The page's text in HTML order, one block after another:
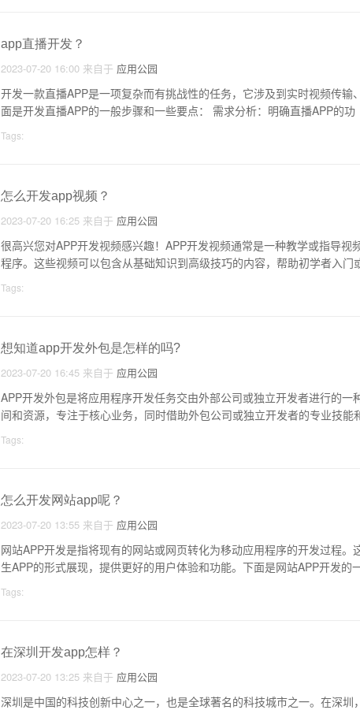
app直播开发？
2023-07-20 16:00 来自于 应用公园
开发一款直播APP是一项复杂而有挑战性的任务，它涉及到实时视频传
面是开发直播APP的一般步骤和一些要点： 需求分析：明确直播APP的功
Tags:
怎么开发app视频？
2023-07-20 16:25 来自于 应用公园
很高兴您对APP开发视频感兴趣！APP开发视频通常是一种教学或指导视
程序。这些视频可以包含从基础知识到高级技巧的内容，帮助初学者入
Tags:
想知道app开发外包是怎样的吗?
2023-07-20 16:45 来自于 应用公园
APP开发外包是将应用程序开发任务交由外部公司或独立开发者进行的
间和资源，专注于核心业务，同时借助外包公司或独立开发者的专业技能
Tags:
怎么开发网站app呢？
2023-07-20 13:55 来自于 应用公园
网站APP开发是指将现有的网站或网页转化为移动应用程序的开发过程
生APP的形式展现，提供更好的用户体验和功能。下面是网站APP开发的
Tags:
在深圳开发app怎样？
2023-07-20 13:25 来自于 应用公园
深圳是中国的科技创新中心之一，也是全球著名的科技城市之一。在深